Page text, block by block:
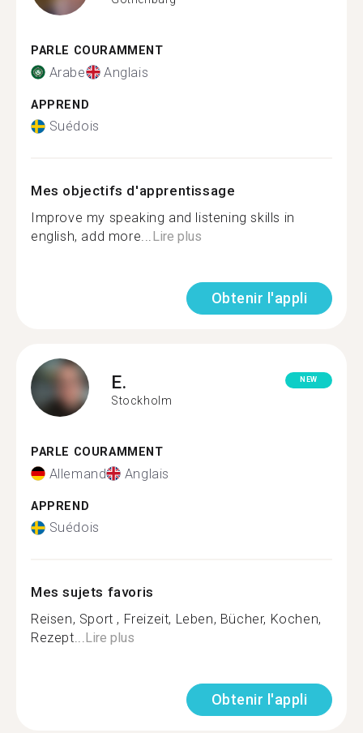
PARLE COURAMMENT
Arabe Anglais
APPREND
Suédois
Mes objectifs d'apprentissage
Improve my speaking and listening skills in
english, add more...Lire plus
Obtenir l'appli
E.
Stockholm
NEW
PARLE COURAMMENT
Allemand Anglais
APPREND
Suédois
Mes sujets favoris
Reisen, Sport , Freizeit, Leben, Bücher, Kochen,
Rezept...Lire plus
Obtenir l'appli